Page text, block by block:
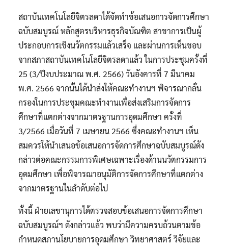
สถาบันเทคโนโลยีจิตรลดาได้จัดทำข้อเสนอการจัดการศึกษา
ฉบับสมบูรณ์ หลักสูตรบริหารธุรกิจบัณฑิต สาขาการเป็นผู้
ประกอบการเชิงนวัตกรรมแล้วเสร็จ และผ่านการเห็นชอบ
จากสภาสถาบันเทคโนโลยีจิตรลดาแล้ว ในการประชุมครั้งที่
25 (3/ปีงบประมาณ พ.ศ. 2566) วันอังคารที่ 7 มีนาคม
พ.ศ. 2566 จากนั้นได้นำส่งให้คณะทำงานฯ พิจารณากลั่น
กรองในการประชุมคณะทำงานเพื่อส่งเสริมการจัดการ
ศึกษาที่แตกต่างจากมาตรฐานการอุดมศึกษา ครั้งที่
3/2566 เมื่อวันที่ 7 เมษายน 2566 ซึ่งคณะทำงานฯ เห็น
สมควรให้นำเสนอข้อเสนอการจัดการศึกษาฉบับสมบูรณ์ดัง
กล่าวต่อคณะกรรมการพิเศษเฉพาะเรื่องด้านนวัตกรรมการ
อุดมศึกษา เพื่อพิจารณาอนุมัติการจัดการศึกษาที่แตกต่าง
จากมาตรฐานในลำดับต่อไป
ทั้งนี้ ฝ่ายเลขานุการได้ตรวจสอบข้อเสนอการจัดการศึกษา
ฉบับสมบูรณ์ฯ ดังกล่าวแล้ว พบว่ามีความครบถ้วนตามข้อ
กำหนดสภานโยบายการอุดมศึกษา วิทยาศาสตร์ วิจัยและ